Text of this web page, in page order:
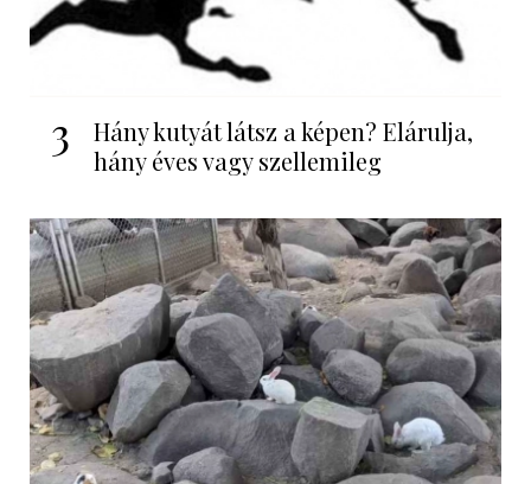
3
Hány kutyát látsz a képen? Elárulja,
hány éves vagy szellemileg